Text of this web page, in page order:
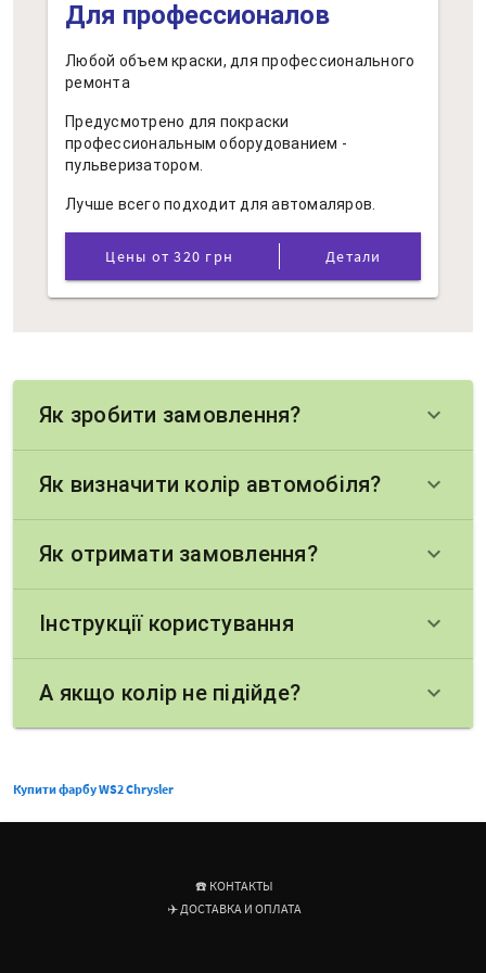
Для профессионалов
Любой объем краски, для профессионального
ремонта
Предусмотрено для покраски
профессиональным оборудованием -
пульверизатором.
Лучше всего подходит для автомаляров.
Цены от 320 грн Детали
Як зробити замовлення? keyboard_arrow_down
Як визначити колір автомобіля? keyboard_arrow_down
Як отримати замовлення? keyboard_arrow_down
Інструкції користування keyboard_arrow_down
А якщо колір не підійде? keyboard_arrow_down
Купити фарбу WS2 Chrysler
☎️ КОНТАКТЫ
✈️ ДОСТАВКА И ОПЛАТА